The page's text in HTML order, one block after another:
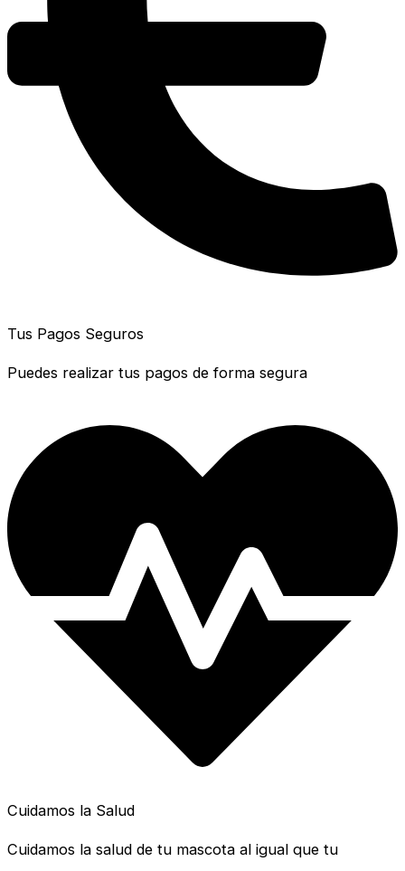
Tus Pagos Seguros
Puedes realizar tus pagos de forma segura
Cuidamos la Salud
Cuidamos la salud de tu mascota al igual que tu